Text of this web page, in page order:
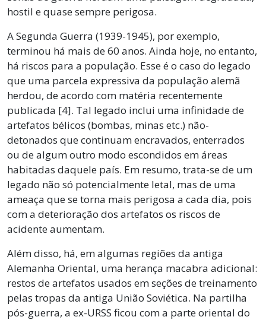
hostil e quase sempre perigosa.
A Segunda Guerra (1939-1945), por exemplo,
terminou há mais de 60 anos. Ainda hoje, no entanto,
há riscos para a população. Esse é o caso do legado
que uma parcela expressiva da população alemã
herdou, de acordo com matéria recentemente
publicada [4]. Tal legado inclui uma infinidade de
artefatos bélicos (bombas, minas etc.) não-
detonados que continuam encravados, enterrados
ou de algum outro modo escondidos em áreas
habitadas daquele país. Em resumo, trata-se de um
legado não só potencialmente letal, mas de uma
ameaça que se torna mais perigosa a cada dia, pois
com a deterioração dos artefatos os riscos de
acidente aumentam.
Além disso, há, em algumas regiões da antiga
Alemanha Oriental, uma herança macabra adicional:
restos de artefatos usados em seções de treinamento
pelas tropas da antiga União Soviética. Na partilha
pós-guerra, a ex-URSS ficou com a parte oriental do